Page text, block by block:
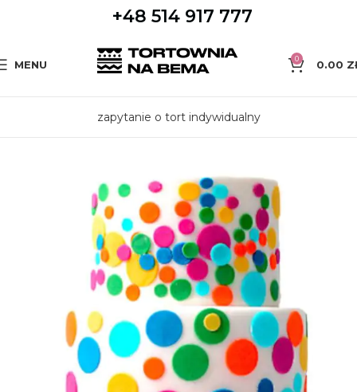
+48 514 917 777
MENU 0 0.00
zapytanie o tort indywidualny